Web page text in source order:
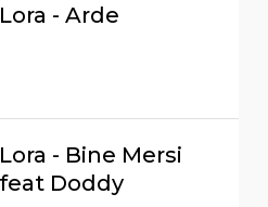
Lora - Arde
Lora - Bine Mersi
feat Doddy